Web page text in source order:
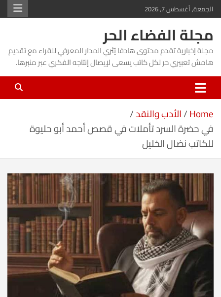
Skip
to
content
الجمعة, أغسطس 7, 2026
مجلة الفضاء الحر
مجلة إخبارية تقدم محتوى هادفا يُثري المدار المعرفي للقراء مع تقديم
هامش تعبيري حر لكل كاتب يسعى لإيصال إنتاجه الفكري عبر منبرها.
Home الأدب والنقد
في حضرة السرد تأملات في قصص أحمد أبو حليوة
للكاتب نضال الخليل